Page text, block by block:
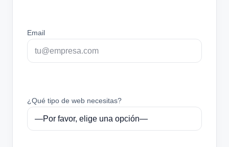
Email
¿Qué tipo de web necesitas?